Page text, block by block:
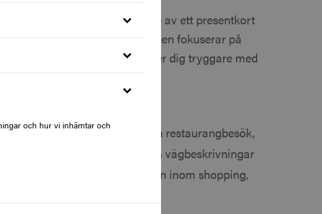
och hur vi inhämtar och
på semestern med hjälp av ett presentkort
språkkurser via Zupergift. Appen fokuserar på
korrekt uttal så att du känner dig tryggare med
som täcker hälsningar och restaurangbesök,
som omfattar vardagsfraser och vägbeskrivningar
över 50 olika ämnesområden inom shopping,